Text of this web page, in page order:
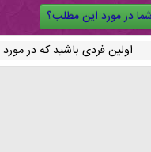
در مورد این مطلب؟
اولین فردی باشید که در